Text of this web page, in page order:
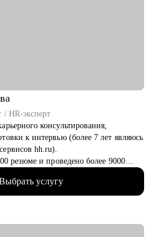
/ HR-эксперт
к интервью (более 7 лет являюсь
hh.ru).
резюме и проведено более 9000
специалистов всех уровней (от
до руководителя высшего звена).
в HR, включая федеральные ИТ-
услугу